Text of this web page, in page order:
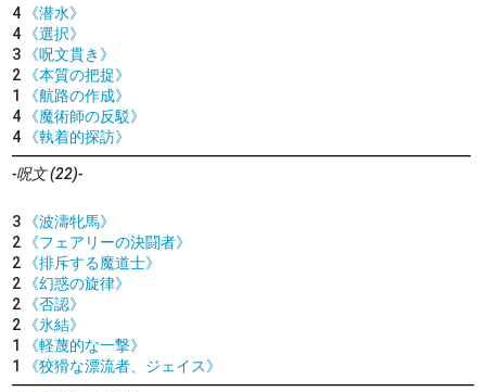
4
《潜水》
4
《選択》
3
《呪文貫き》
2
《本質の把捉》
1
《航路の作成》
4
《魔術師の反駁》
4
《執着的探訪》
-呪文 (22)-
3
《波濤牝馬》
2
《フェアリーの決闘者》
2
《排斥する魔道士》
2
《幻惑の旋律》
2
《否認》
2
《氷結》
1
《軽蔑的な一撃》
1
《狡猾な漂流者、ジェイス》